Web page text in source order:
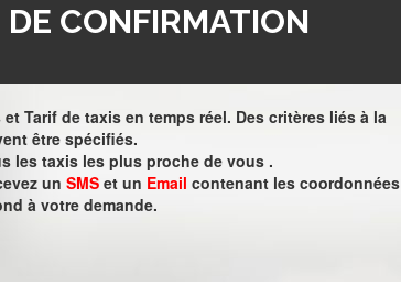
CONFIRMATION
Tarif de taxis en temps réel. Des critères liés à la
être spécifiés.
les taxis les plus proche de vous .
un SMS et un Email contenant les coordonnées
à votre demande.